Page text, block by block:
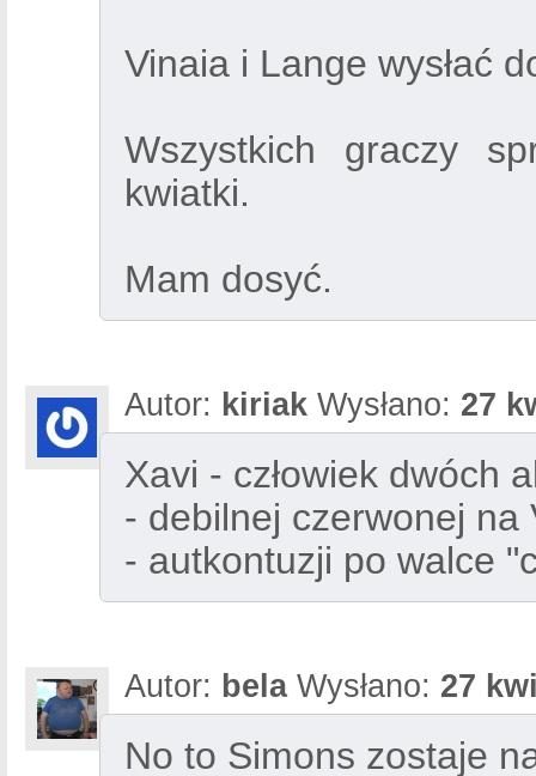
Vinaia i Lange wysłać
Wszystkich graczy
kwiatki.
Mam dosyć.
Autor: kiriak Wysłano: 27
Xavi - człowiek dwóch
- debilnej czerwonej na
- autkontuzji po walce
Autor: belaWysłano: 27
No to Simons zostaje